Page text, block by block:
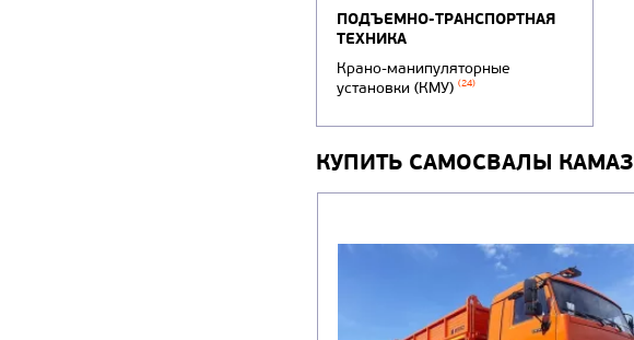
ПОДЪЕМНО-ТРАНСПОРТНАЯ
ТЕХНИКА
Крано-манипуляторные
установки (КМУ) (24)
КУПИТЬ САМОСВАЛЫ КАМАЗ